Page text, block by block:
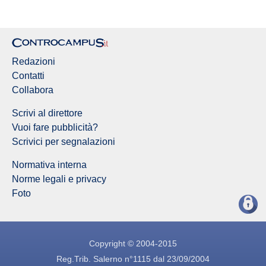
Redazioni
Contatti
Collabora
Scrivi al direttore
Vuoi fare pubblicità?
Scrivici per segnalazioni
Normativa interna
Norme legali e privacy
Foto
Copyright © 2004-2015
Reg.Trib. Salerno n°1115 dal 23/09/2004